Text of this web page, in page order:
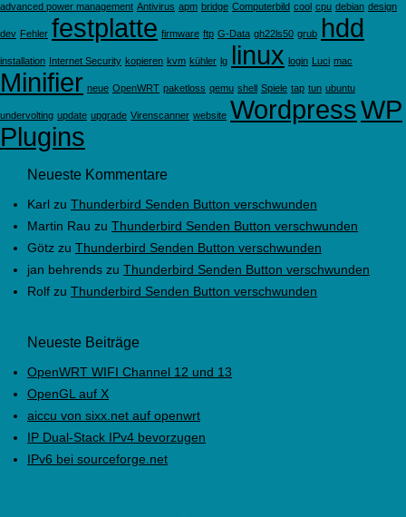
advanced power management Antivirus apm bridge Computerbild cool cpu debian design
dev Fehler festplatte firmware ftp G-Data gh22ls50 grub hdd
installation Internet Security kopieren kvm kühler lg linux login Luci mac
Minifier neue OpenWRT paketloss qemu shell Spiele tap tun ubuntu
undervolting update upgrade Virenscanner website WordpressWP
Plugins
Neueste Kommentare
Karl zu Thunderbird Senden Button verschwunden
Martin Rau zu Thunderbird Senden Button verschwunden
Götz zu Thunderbird Senden Button verschwunden
jan behrends zu Thunderbird Senden Button verschwunden
Rolf zu Thunderbird Senden Button verschwunden
Neueste Beiträge
OpenWRT WIFI Channel 12 und 13
OpenGL auf X
aiccu von sixx.net auf openwrt
IP Dual-Stack IPv4 bevorzugen
IPv6 bei sourceforge.net